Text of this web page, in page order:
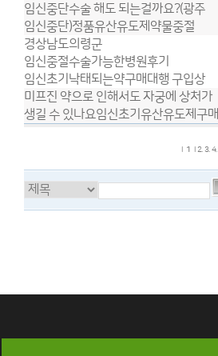
임신중단수술 해도 되는걸까요?(광주
임신중단)정품유산유도제약물중절
경상남도의령군
임신중절수술가능한병원후기
임신초기낙태되는약구매대행 구입상
미프진 약으로 인해서도 자궁에 상처가
생길 수 있나요임신초기유산유도제구매
1 2. 3. 4.